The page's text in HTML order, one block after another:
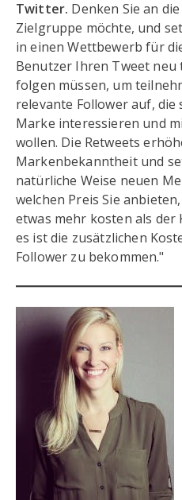
Twitter. Denken Sie an
Zielgruppe möchte, und
in einen Wettbewerb für
Benutzer Ihren Tweet
folgen müssen, um
relevante Follower auf,
Marke interessieren und
wollen. Die Retweets
Markenbekanntheit und
natürliche Weise neuen
welchen Preis Sie
etwas mehr kosten als der
es ist die zusätzlichen
Follower zu bekommen."